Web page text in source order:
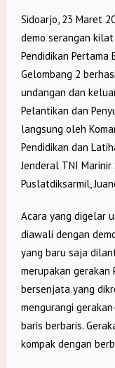
Sidoarjo, 23 Maret
demo serangan
Pendidikan Pertama
Gelombang 2
undangan dan
Pelantikan dan
langsung oleh
Pendidikan dan
Jenderal TNI
Puslatdiksarmil,
Acara yang digelar
diawali dengan
yang baru saja
merupakan gerakan
bersenjata yang
mengurangi
baris berbaris.
kompak dengan